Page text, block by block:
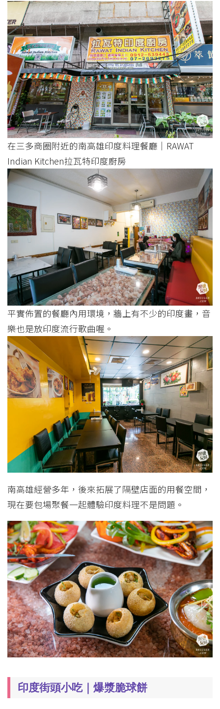
在三多商圈附近的南高雄印度料理餐廳｜RAWAT
Indian Kitchen拉瓦特印度廚房
平實佈置的餐廳內用環境，牆上有不少的印度畫，音
樂也是放印度流行歌曲喔。
南高雄經營多年，後來拓展了隔壁店面的用餐空間，
現在要包場聚餐一起體驗印度料理不是問題。
印度街頭小吃｜爆漿脆球餅